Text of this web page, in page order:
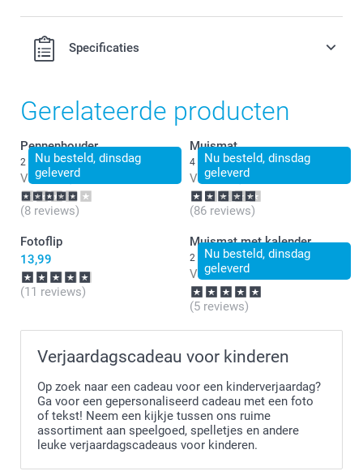
Specificaties
Gerelateerde producten
Nu besteld, dinsdag
geleverd
Pennenhouder
2 varianten
Vanaf 13,99
(8 reviews)
Nu besteld, dinsdag
geleverd
Muismat
4 varianten
Vanaf 10,99
(86 reviews)
Fotoflip
13,99
(11 reviews)
Nu besteld, dinsdag
geleverd
Muismat met kalender
2 varianten
Vanaf 10,99
(5 reviews)
Verjaardagscadeau voor kinderen
Op zoek naar een cadeau voor een kinderverjaardag?
Ga voor een gepersonaliseerd cadeau met een foto
of tekst! Neem een kijkje tussen ons ruime
assortiment aan speelgoed, spelletjes en andere
leuke verjaardagscadeaus voor kinderen.